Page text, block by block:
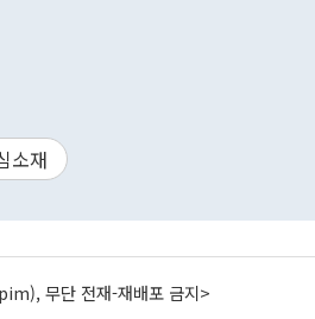
소재
무단 전재-재배포 금지>